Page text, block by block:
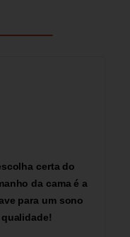
certa do
da cama é a
para um sono
qualidade!